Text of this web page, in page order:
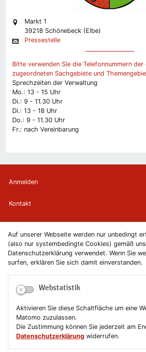
Auf unserer Webseite werden nur unbedingt
(also nur systembedingte Cookies) gemäß
Datenschutzerklärung verwendet. Wenn Sie
surfen, erklären Sie sich damit einverstanden.
Webstatistik
Aktivieren Sie diese Schaltfläche um eine
Matomo zuzulassen.
Die Zustimmung können Sie jederzeit am
Datenschutzerklärung widerrufen.
Markt 1
39218 Schönebeck (Elbe)
Pressestelle
Bitte verwenden Sie die Telefonnummern
zugeordneten Sachgebiete und
Sprechzeiten der Verwaltung
Mo.: 13 - 15 Uhr
Di.: 9 - 11.30 Uhr
Di.: 13 - 18 Uhr
Do.: 9 - 11.30 Uhr
Fr.: nach Vereinbarung
Anmelden
Kontakt
Newsletterabmeldung
Datenschutzerklärung
Erklärung zur Barrierefreiheit
Leichte Sprache